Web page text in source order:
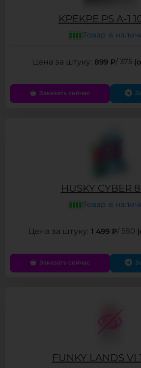
KPEKPE PS A-1
Товар в
899 ₽/ 375
Заказать сейчас
HUSKY CYBER
Товар в
1 499 ₽/ 580
Заказать сейчас
FUNKY LANDS VI